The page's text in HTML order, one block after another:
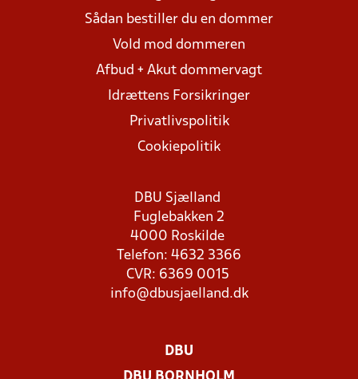
Sådan bestiller du en dommer
Vold mod dommeren
Afbud + Akut dommervagt
Idrættens Forsikringer
Privatlivspolitik
Cookiepolitik
DBU Sjælland
Fuglebakken 2
4000 Roskilde
Telefon: 4632 3366
CVR: 6369 0015
info@dbusjaelland.dk
DBU